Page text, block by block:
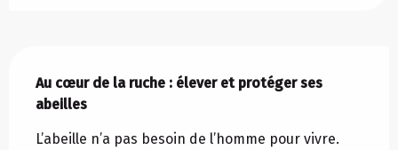
Au cœur de la ruche : élever et protéger ses
abeilles
L’abeille n’a pas besoin de l’homme pour vivre.